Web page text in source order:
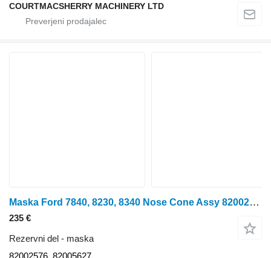
COURTMACSHERRY MACHINERY LTD
Maska Ford 7840, 8230, 8340 Nose Cone Assy 82002576 za traktor na kolesih Ford 7840, 8240, 8340
235 €
Rezervni del - maska
82002576, 82005627